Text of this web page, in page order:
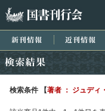
新刊情報
検索条件 【著者 ： ジュディ